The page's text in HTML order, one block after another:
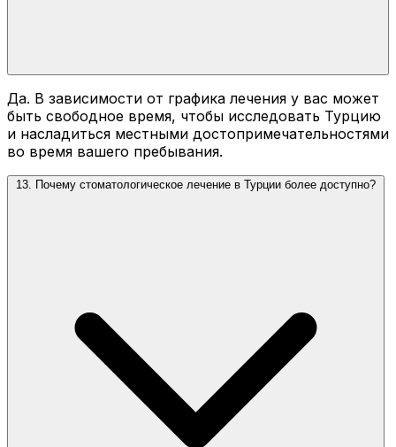
Да. В зависимости от графика лечения у вас может
быть свободное время, чтобы исследовать Турцию
и насладиться местными достопримечательностями
во время вашего пребывания.
13. Почему стоматологическое лечение в Турции более доступно?